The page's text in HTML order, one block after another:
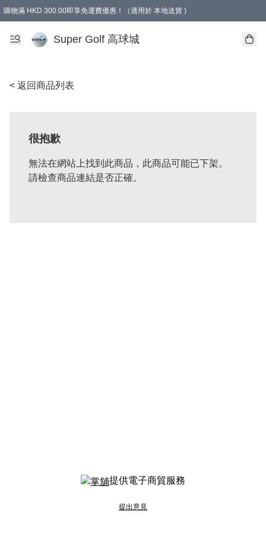
購物滿 HKD 300.00即享免運費優惠！（適用於 本地送貨 )
Super Golf 高球城
< 返回商品列表
很抱歉
無法在網站上找到此商品，此商品可能已下架。
請檢查商品連結是否正確。
提供電子商貿服務
提出意見